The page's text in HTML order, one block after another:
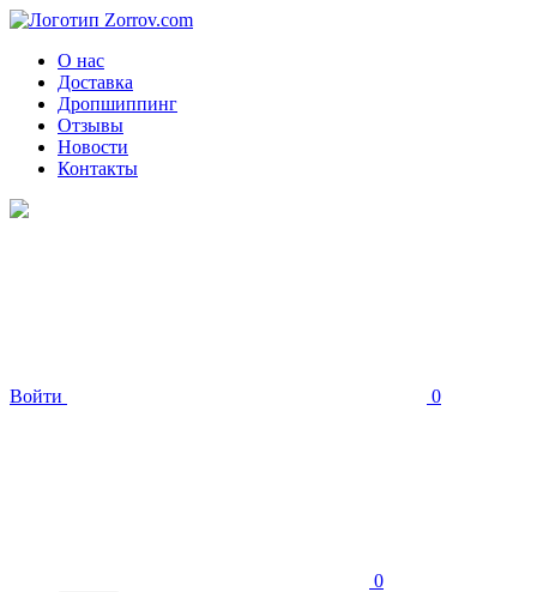
О нас
Доставка
Дропшиппинг
Отзывы
Новости
Контакты
Войти 0
0